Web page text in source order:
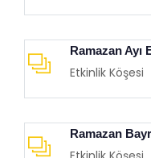
Ramazan Ayı
Etkinlik Köşesi
Ramazan